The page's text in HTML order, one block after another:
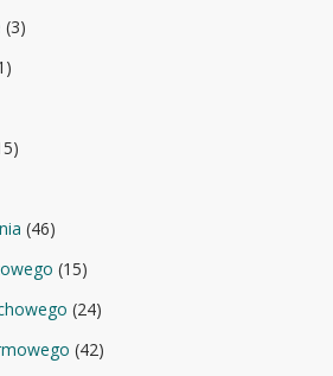
(3)
(46)
(15)
(24)
(42)